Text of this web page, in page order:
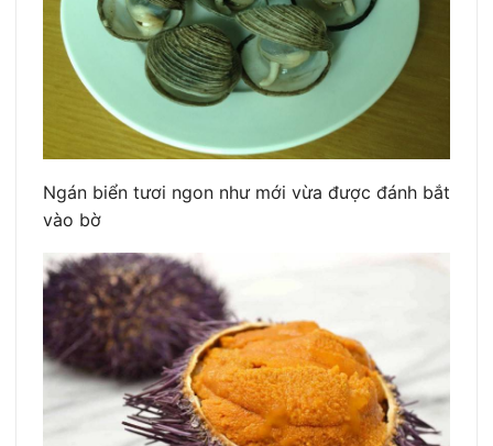
Ngán biển tươi ngon như mới vừa được đánh bắt
vào bờ